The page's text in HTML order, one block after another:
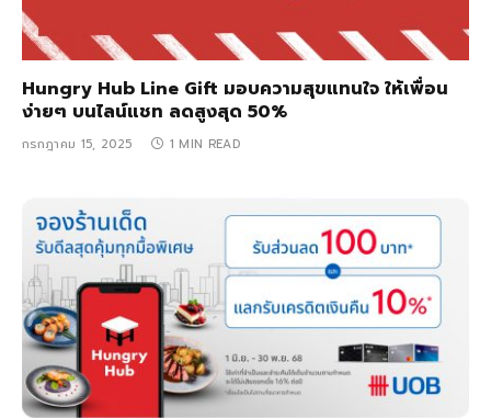
Hungry Hub Line Gift มอบความสุขแทนใจ ให้เพื่อน
ง่ายๆ บนไลน์แชท ลดสูงสุด 50%
กรกฎาคม 15, 2025 1 MIN READ